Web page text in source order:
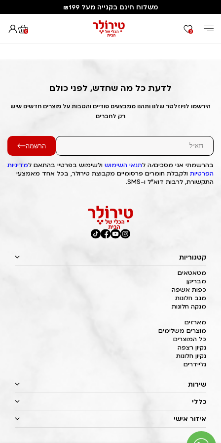
משלוח חינם בקנייה מעל ₪199
0 0
דף הבית Out of Stock Alert 2025/03/23 1742719796
לדעת כל מה שחדש, לפני כולם
הירשמו לניוזלטר שלנו ותהנו ממבצעים סודיים והטבות על מוצרים חדשים שיש
רק לחברים
הרשמה
בהרשמתי אני מסכים/ה לתנאי השימוש ולשימוש בפרטיי בהתאם למדיניות
הפרטיות ולקבלת חומרים פרסומיים מקבוצת טירולר, בכל אחד מאמצעי
התקשורת, לרבות דוא"ל ו-SMS.
קטגוריות
מטאטאים
מבריקן
כפות אשפה
מגב חלונות
מנקה חלונות
מארזים
מוצרים משלימים
כל המוצרים
נקיון רצפה
נקיון חלונות
גליידרים
שירות
כללי
איזור אישי